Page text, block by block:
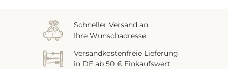
Schneller Versand an
Ihre Wunschadresse
Versandkostenfreie Lieferung
in DE ab 50 € Einkaufswert